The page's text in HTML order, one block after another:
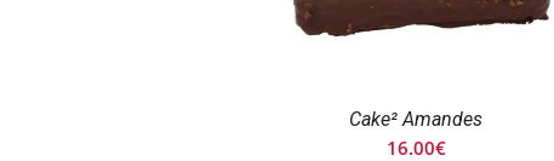
Cake² Amandes
16.00€